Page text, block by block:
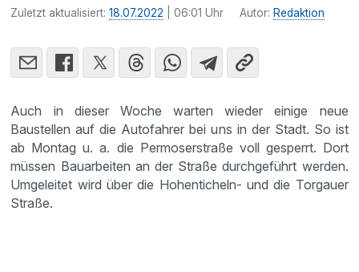
Zuletzt aktualisiert:18.07.2022 | 06:01 Uhr Autor: Redaktion
Auch in dieser Woche warten wieder einige neue
Baustellen auf die Autofahrer bei uns in der Stadt. So ist
ab Montag u. a. die Permoserstraße voll gesperrt. Dort
müssen Bauarbeiten an der Straße durchgeführt werden.
Umgeleitet wird über die Hohenticheln- und die Torgauer
Straße.